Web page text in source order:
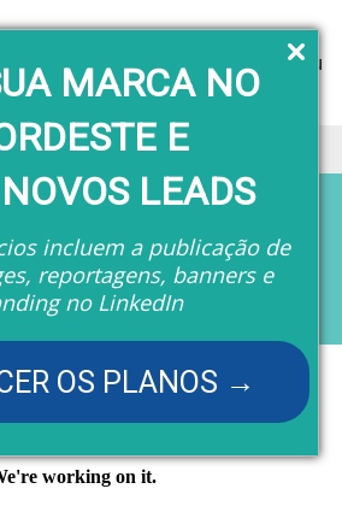
MARCA NO
E
LEADS
incluem a publicação de
reportagens, banners e
no LinkedIn
OS PLANOS →
Menu
TI (NE) - Marco legal
(NE) -